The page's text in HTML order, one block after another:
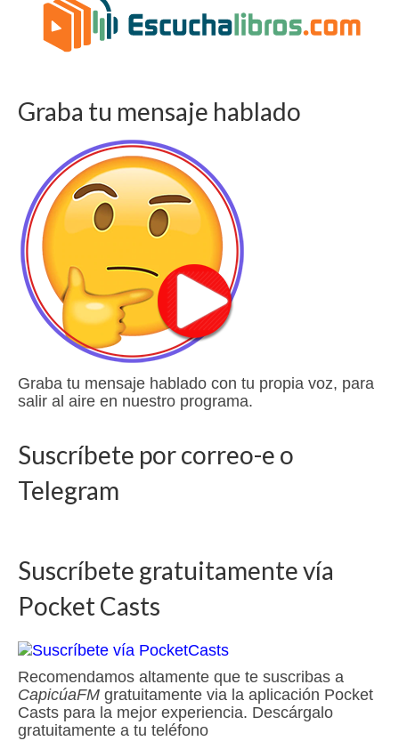
Graba tu mensaje hablado
Graba tu mensaje hablado con tu propia voz, para
salir al aire en nuestro programa.
Suscríbete por correo-e o
Telegram
Suscríbete gratuitamente vía
Pocket Casts
Recomendamos altamente que te suscribas a
CapicúaFM gratuitamente via la aplicación Pocket
Casts para la mejor experiencia. Descárgalo
gratuitamente a tu teléfono